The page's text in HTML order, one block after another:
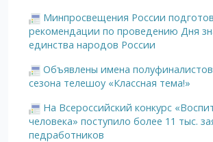
Минпросвещения России
рекомендации по проведению Дня
единства народов России
Объявлены имена
сезона телешоу «Классная тема!»
На Всероссийский конкурс
человека» поступило более 11 тыс.
педработников